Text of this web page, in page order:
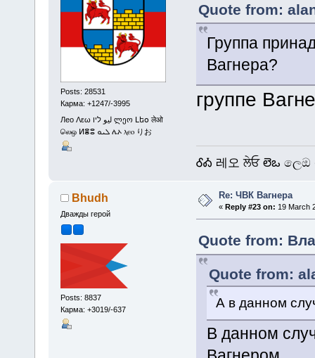
Posts: 28531
Карма: +1247/-3995
Лео Λεω ليو ליו ლეო Լեօ लेओ
லெஒ ⵍⴻⵓ ܠܝܘ ሌኦ ⲗⲉⲟ りお
Quote from:
Группа
Вагнера?
группе
ᎴᎣ 레오 ਲੇਓ లెఒ
Bhudh
Дважды герой
Posts: 8837
Карма: +3019/-637
Re: ЧВК Вагнера
« Reply #23 on: 19 March
Quote from:
Quote from:
А в данном
В данном